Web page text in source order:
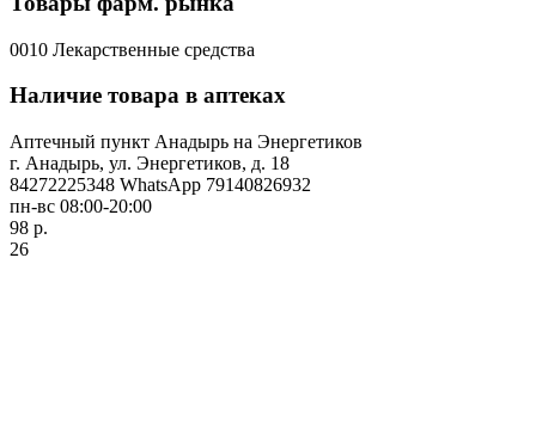
0010 Лекарственные средства
Наличие товара в аптеках
Аптечный пункт Анадырь на Энергетиков
г. Анадырь, ул. Энергетиков, д. 18
84272225348 WhatsApp 79140826932
пн-вс 08:00-20:00
98 р.
26